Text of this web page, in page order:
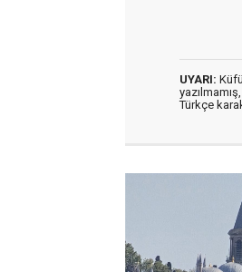
UYARI:
yazılmamış,
Türkçe